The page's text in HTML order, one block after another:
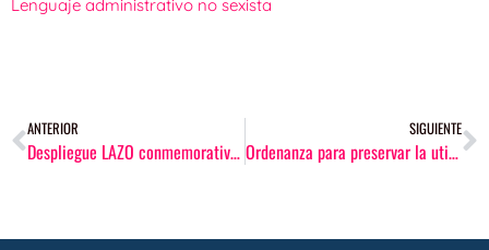
Lenguaje administrativo no sexista
ANTERIOR
Despliegue LAZO conmemorativo en la fachada del Consistorio
SIGUIENTE
Ordenanza para preservar la utilización del espacio público de Badajoz y poblados, del ofrecimiento y demanda de servicios sexuales